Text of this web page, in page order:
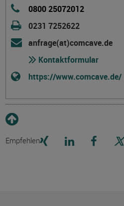
0800 25072012
0231 7252622
anfrage(at)comcave.de
Kontaktformular
https://www.comcave.de/
Empfehlen